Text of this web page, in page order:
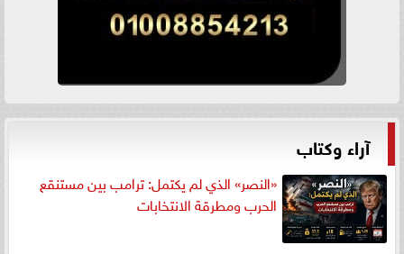
آراء وكتاب
«النصر» الذي لم يكتمل: ترامب بين مستنقع
الحرب ومطرقة الانتخابات